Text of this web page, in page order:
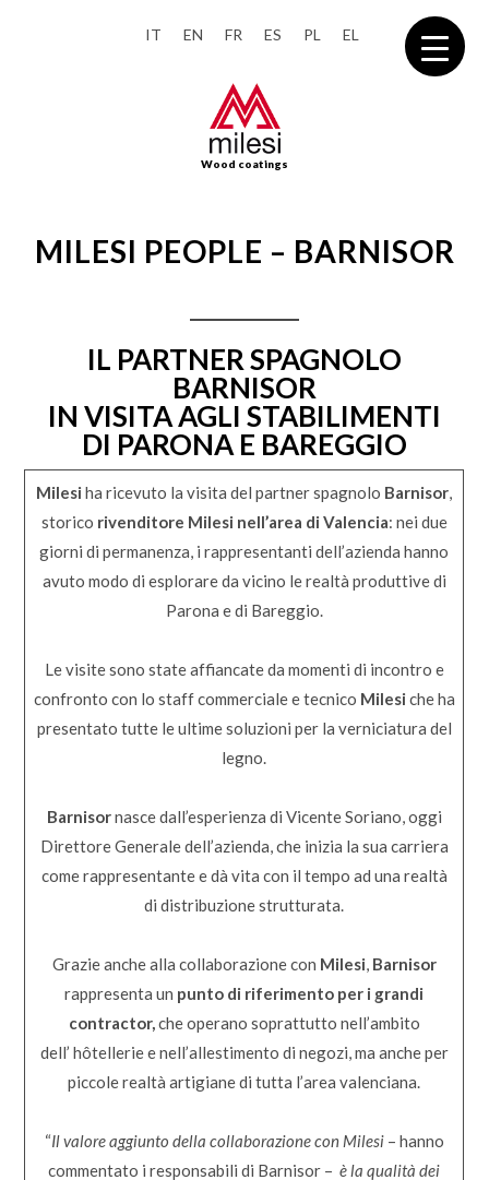
IT EN FR ES PL EL
Wood coatings
MILESI PEOPLE – BARNISOR
IL PARTNER SPAGNOLO
BARNISOR
IN VISITA AGLI STABILIMENTI
DI PARONA E BAREGGIO
Milesiha ricevuto la visita del partner spagnolo Barnisor,
storico rivenditore Milesi nell’area di Valencia: nei due
giorni di permanenza, i rappresentanti dell’azienda hanno
avuto modo di esplorare da vicino le realtà produttive di
Parona e di Bareggio.
Le visite sono state affiancate da momenti di incontro e
confronto con lo staff commerciale e tecnico Milesi che ha
presentato tutte le ultime soluzioni per la verniciatura del
legno.
Barnisornasce dall’esperienza di Vicente Soriano, oggi
Direttore Generale dell’azienda, che inizia la sua carriera
come rappresentante e dà vita con il tempo ad una realtà
di distribuzione strutturata.
Grazie anche alla collaborazione con Milesi, Barnisor
rappresenta un punto di riferimento per i grandi
contractor,che operano soprattutto nell’ambito
dell’ hôtellerie e nell’allestimento di negozi, ma anche per
piccole realtà artigiane di tutta l’area valenciana.
“Il valore aggiunto della collaborazione con Milesi– hanno
commentato i responsabili di Barnisor –è la qualità dei